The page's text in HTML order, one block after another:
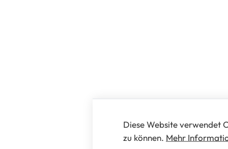
Diese Website verwendet
zu können. Mehr